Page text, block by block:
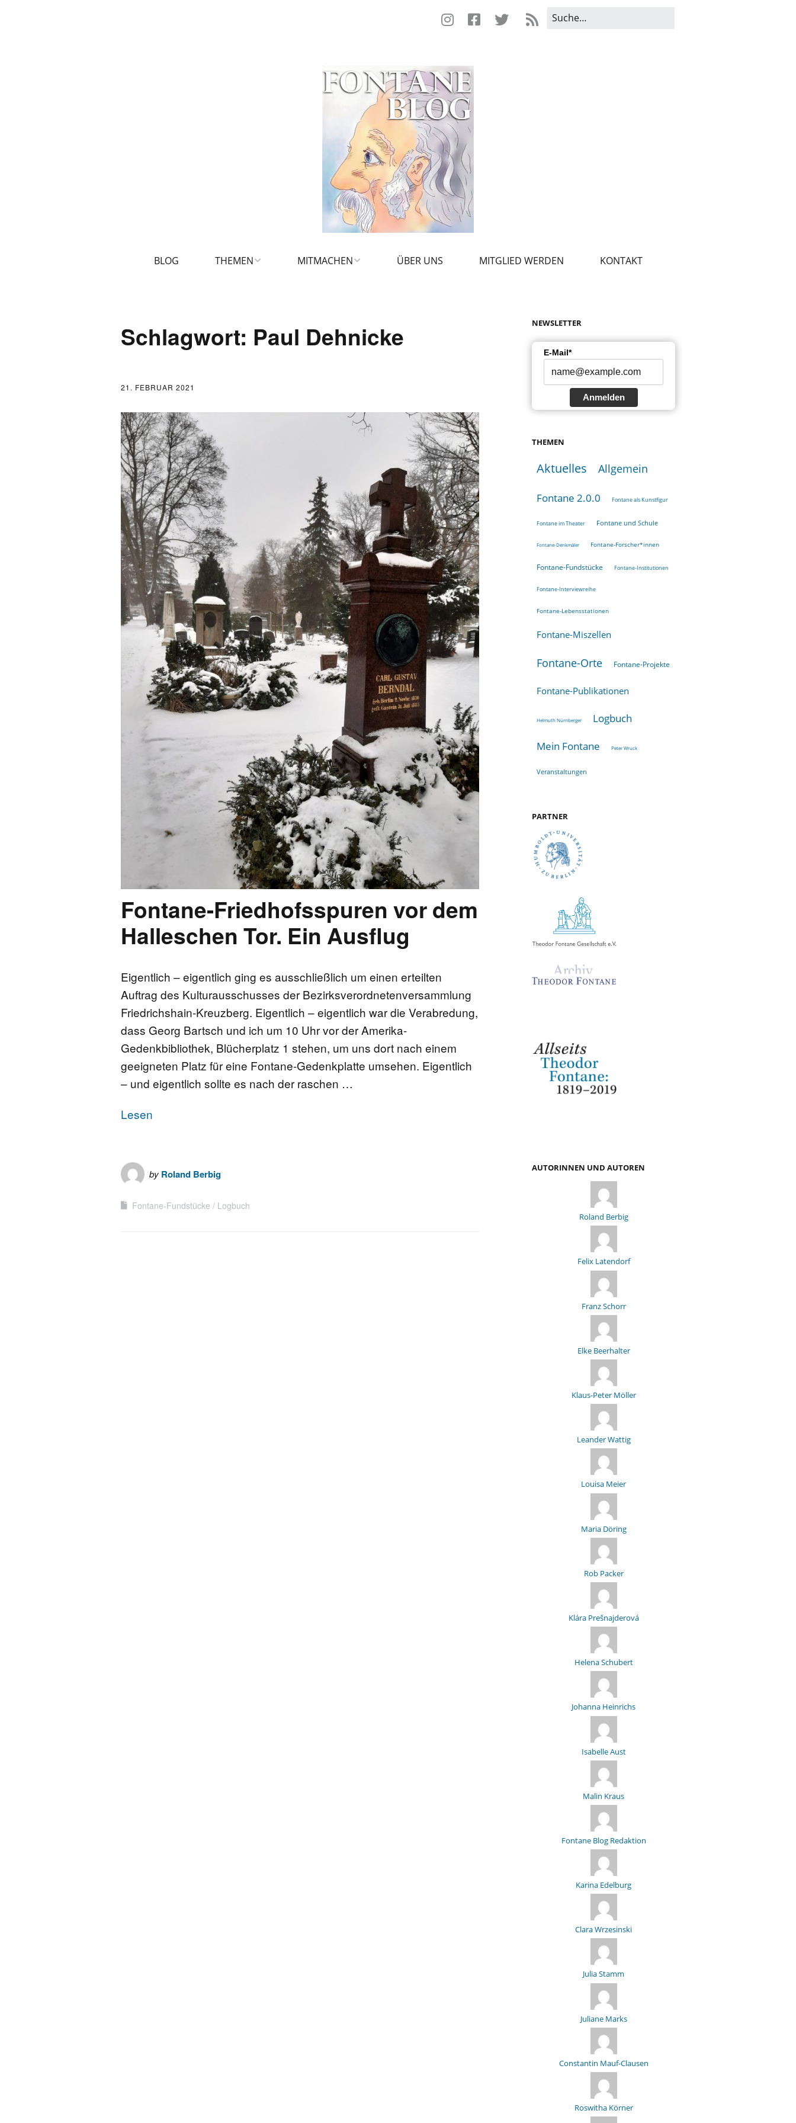
BLOG THEMEN
FONTANE-
FORSCHER*INNEN
FONTANE-INSTITUTIONEN
FONTANE-
LEBENSSTATIONEN
FONTANE-ORTE
FONTANE-PROJEKTE
MITMACHEN ÜBER UNS MITGLIED WERDEN KONTAKT
Schlagwort: Paul Dehnicke
21. FEBRUAR 2021
Fontane-Friedhofsspuren vor dem
Halleschen Tor. Ein Ausflug
Eigentlich – eigentlich ging es ausschließlich um einen erteilten
Auftrag des Kulturausschusses der Bezirksverordnetenversammlung
Friedrichshain-Kreuzberg. Eigentlich – eigentlich war die Verabredung,
dass Georg Bartsch und ich um 10 Uhr vor der Amerika-
Gedenkbibliothek, Blücherplatz 1 stehen, um uns dort nach einem
geeigneten Platz für eine Fontane-Gedenkplatte umsehen. Eigentlich
– und eigentlich sollte es nach der raschen …
Lesen
by Roland Berbig
Fontane-Fundstücke Logbuch
NEWSLETTER
E-Mail*
Anmelden
THEMEN
Aktuelles Allgemein
Fontane 2.0.0 Fontane als Kunstfigur
Fontane im Theater Fontane und Schule
Fontane-Denkmäler Fontane-Forscher*innen
Fontane-Fundstücke Fontane-Institutionen
Fontane-Interviewreihe
Fontane-Lebensstationen
Fontane-Miszellen
Fontane-Orte Fontane-Projekte
Fontane-Publikationen
Helmuth Nürnberger Logbuch
Mein Fontane Peter Wruck
Veranstaltungen
PARTNER
AUTORINNEN UND AUTOREN
Roland Berbig
Felix Latendorf
Franz Schorr
Elke Beerhalter
Klaus-Peter Möller
Leander Wattig
Louisa Meier
Maria Döring
Rob Packer
Klára Prešnajderová
Helena Schubert
Johanna Heinrichs
Isabelle Aust
Malin Kraus
Fontane Blog Redaktion
Karina Edelburg
Clara Wrzesinski
Julia Stamm
Juliane Marks
Constantin Mauf-Clausen
Roswitha Körner